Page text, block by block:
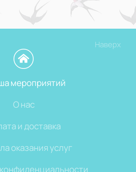
Наверх
мероприятий
О нас
и доставка
оказания услуг